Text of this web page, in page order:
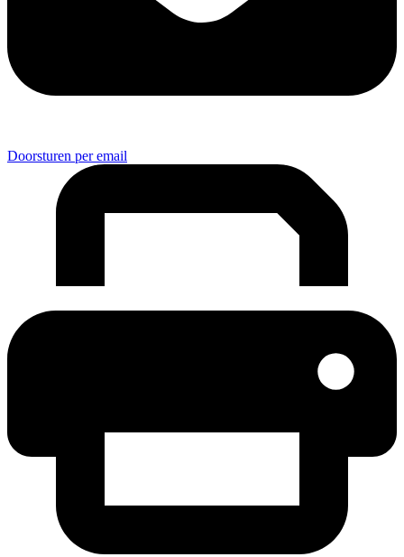
Doorsturen per email